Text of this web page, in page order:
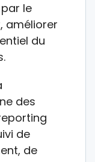
le
améliorer
du
des
de
de